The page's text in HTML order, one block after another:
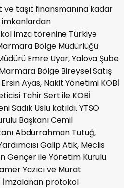
taşıt finansmanına kadar
imkanlardan
imza törenine Türkiye
Bölge Müdürlüğü
Emre Uyar, Yalova Şube
Bölge Bireysel Satış
Ayas, Nakit Yönetimi KOBİ
Tahir Sert ile KOBİ
Sadık Uslu katıldı. YTSO
Başkanı Cemil
Abdurrahman Tutuğ,
Galip Atik, Meclis
Gençer ile Yönetim Kurulu
Yazıcı ve Murat
İmzalanan protokol